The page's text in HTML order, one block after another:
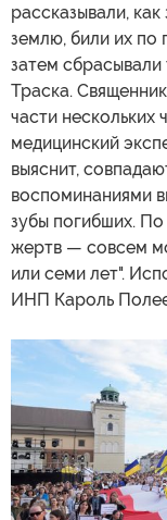
рассказывали,
землю, били их по
затем
Траска.
части
медицинский
выяснит,
воспоминаниями
зубы погибших.
жертв — совсем
или семи лет".
ИНП Кароль